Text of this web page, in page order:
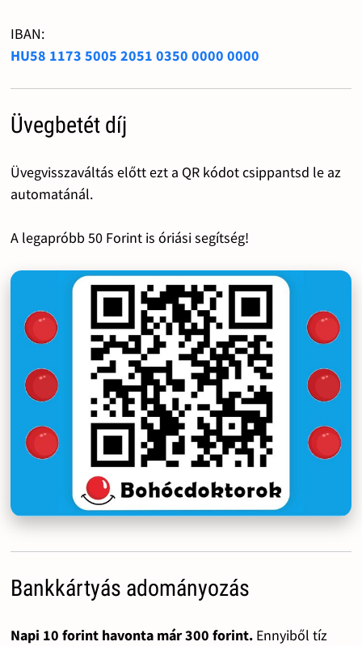
IBAN:
HU58 1173 5005 2051 0350 0000 0000
Üvegbetét díj
Üvegvisszaváltás előtt ezt a QR kódot csippantsd le az
automatánál.
A legapróbb 50 Forint is óriási segítség!
Bankkártyás adományozás
Napi 10 forint havonta már 300 forint.Ennyiből tíz